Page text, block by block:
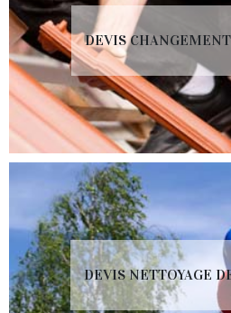
DEVIS
DEVIS NETTOYAGE